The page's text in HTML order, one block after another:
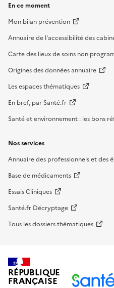
En ce moment
Mon bilan prévention
Annuaire de l'accessibilité des
Carte des lieux de soins non
Origines des données annuaire
Les espaces thématiques
En bref, par Santé.fr
Santé et environnement : les bons
Nos services
Annuaire des professionnels et des
Base de médicaments
Essais Cliniques
Santé.fr Décryptage
Tous les dossiers thématiques
RÉPUBLIQUE
FRANÇAISE